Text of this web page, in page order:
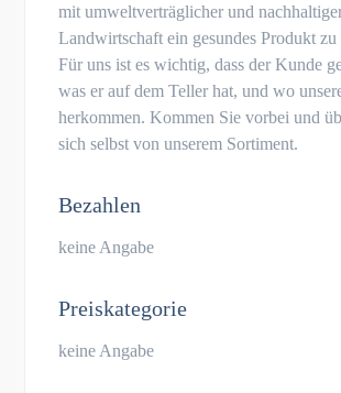
mit umweltverträglicher und
Landwirtschaft ein gesundes Produkt zu
Für uns ist es wichtig, dass der Kunde
was er auf dem Teller hat, und wo
herkommen. Kommen Sie vorbei und
sich selbst von unserem Sortiment.
Bezahlen
keine Angabe
Preiskategorie
keine Angabe